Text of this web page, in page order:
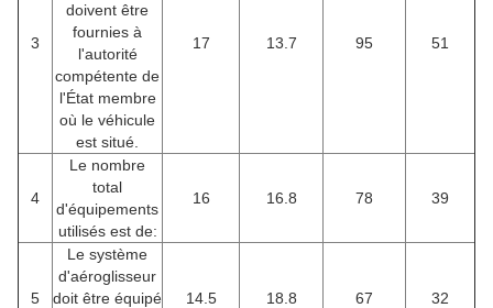
3
doivent être
fournies à
l'autorité
compétente de
l'État membre
où le véhicule
est situé.
17 13.7 95 51
4
Le nombre
total
d'équipements
utilisés est de:
16 16.8 78 39
5
Le système
d'aéroglisseur
doit être équipé
14.5 18.8 67 32